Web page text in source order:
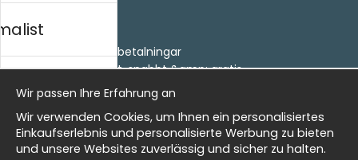
Villkor
- Returer och återbetalningar
- Leverans - enkelt, snabbt &amp; gratis
Om cookies
Meine Favoriten
Information
history
Wir passen Ihre Erfahrung an
Wir verwenden Cookies, um Ihnen ein personalisiertes
Einkaufserlebnis und personalisierte Werbung zu bieten
und unsere Websites zuverlässig und sicher zu halten.